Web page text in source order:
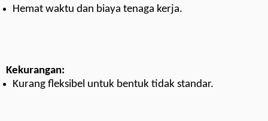
Hemat waktu dan biaya tenaga kerja.
Kekurangan:
Kurang fleksibel untuk bentuk tidak standar.